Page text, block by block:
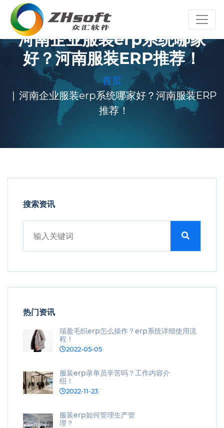
河南企业服装erp系统哪家
好？河南服装ERP推荐！
首页
河南企业服装erp系统哪家好？河南服装ERP
推荐！
搜索资讯
热门资讯
瑞盈毛织erp怎么操作？erp系统详细使用流
程！
2022-05-05
服装erp录单员辛苦吗？工作内容介
绍！
2022-11-23
服装erp如何管理生产管
理？